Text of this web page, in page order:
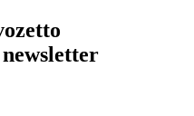
newsletter